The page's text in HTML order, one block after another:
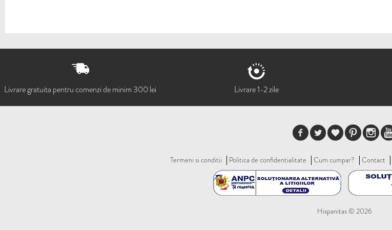
Livrare gratuita pentru comenzi de minim 300 lei Livrare 1-2 zile
Termeni si conditii Politica de confidentialitate Cum cumpar? Contact
Hispanitas © 2026